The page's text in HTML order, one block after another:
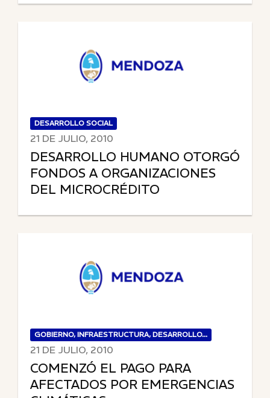
DESARROLLO SOCIAL
21 DE JULIO, 2010
DESARROLLO HUMANO OTORGÓ
FONDOS A ORGANIZACIONES
DEL MICROCRÉDITO
GOBIERNO, INFRAESTRUCTURA, DESARROLLO...
21 DE JULIO, 2010
COMENZÓ EL PAGO PARA
AFECTADOS POR EMERGENCIAS